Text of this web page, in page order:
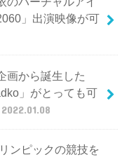
」出演映像が可
画から誕生した
」がとっても可
2022.01.08
ンピックの競技を